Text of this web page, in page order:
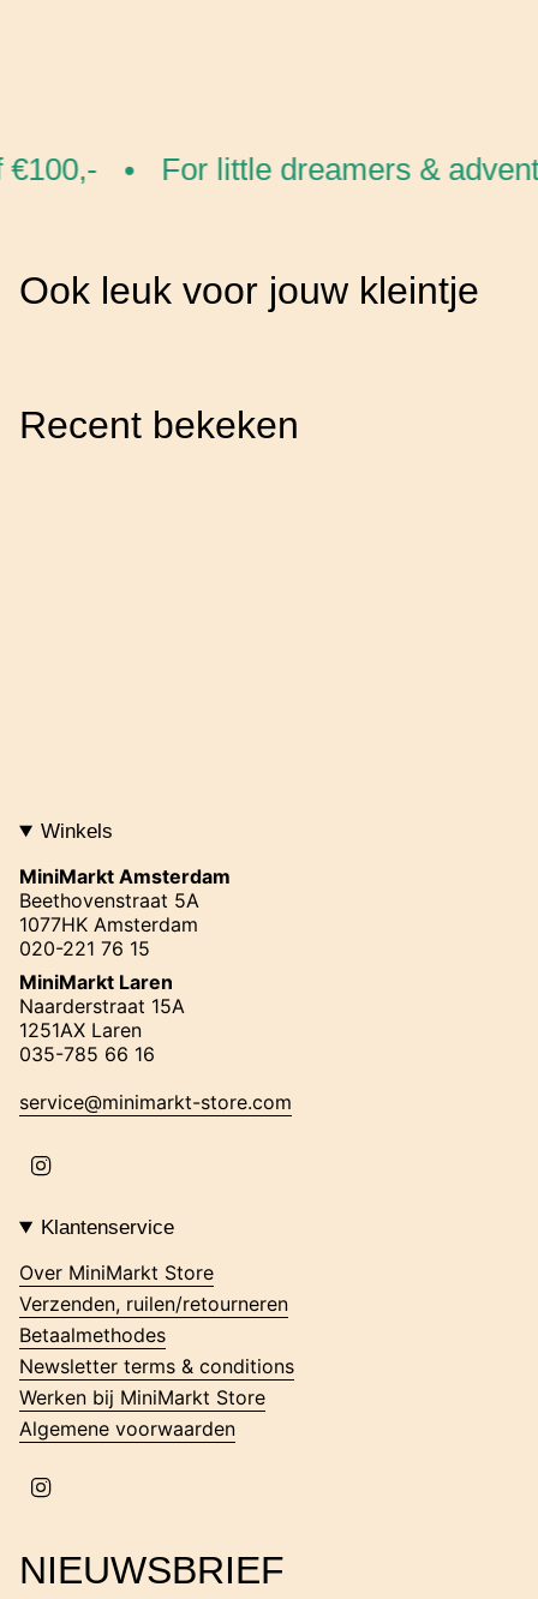
For little dreamers &
Ook leuk voor jouw kleintje
Recent bekeken
Winkels
MiniMarkt Amsterdam
Beethovenstraat 5A
1077HK Amsterdam
020-221 76 15
MiniMarkt Laren
Naarderstraat 15A
1251AX Laren
035-785 66 16
service@minimarkt-store.com
t
g
r
a
Klantenservice
Over MiniMarkt Store
Verzenden, ruilen/retourneren
Betaalmethodes
Newsletter terms & conditions
Werken bij MiniMarkt Store
Algemene voorwaarden
g
NIEUWSBRIEF